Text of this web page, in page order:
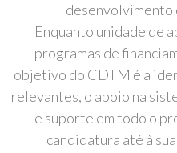
desenvolvimento
Enquanto unidade de
programas de
objetivo do CDTM é a
relevantes, o apoio na
e suporte em todo o
candidatura até à